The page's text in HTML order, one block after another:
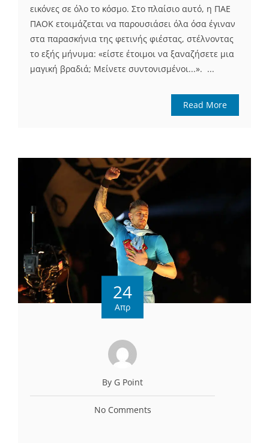
εικόνες σε όλο το κόσμο. Στο πλαίσιο αυτό, η ΠΑΕ
ΠΑΟΚ ετοιμάζεται να παρουσιάσει όλα όσα έγιναν
στα παρασκήνια της φετινής φιέστας, στέλνοντας
το εξής μήνυμα: «είστε έτοιμοι να ξαναζήσετε μια
μαγική βραδιά; Μείνετε συντονισμένοι...». ...
Read More
24
Απρ
By G Point
No Comments